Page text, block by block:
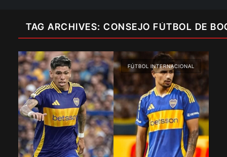
TAG ARCHIVES: CONSEJO FÚTBOL DE
FÚTBOL INTERNACIONAL